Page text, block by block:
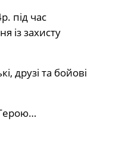
під час
із захисту
друзі та бойові
Герою…